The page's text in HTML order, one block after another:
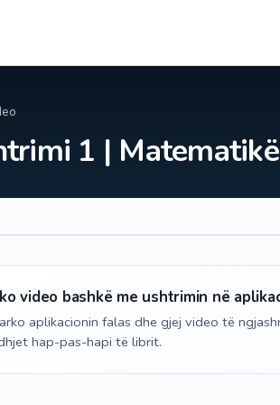
1 |
video bashkë me ushtrimin në
aplikacionin falas dhe gjej video të
hap-pas-hapi të librit.